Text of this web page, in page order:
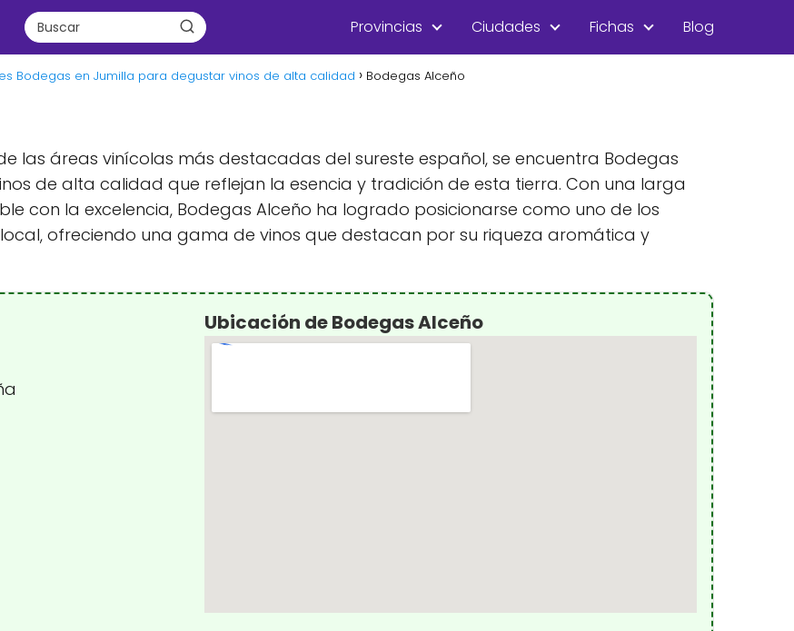
Provincias Ciudades Fichas Blog
Bodegas en Jumilla para degustar vinos de alta calidad Bodegas Alceño
las áreas vinícolas más destacadas del sureste español, se encuentra Bodegas
de alta calidad que reflejan la esencia y tradición de esta tierra. Con una larga
con la excelencia, Bodegas Alceño ha logrado posicionarse como uno de los
ofreciendo una gama de vinos que destacan por su riqueza aromática y
Ubicación de Bodegas Alceño